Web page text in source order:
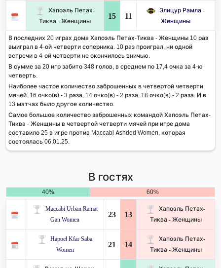
Хапоэль Петах-
Тиква - Женщины
15 11
Элицур Рамла -
Женщины
В последних 20 играх дома Хапоэль Петах-Тиква - Женщины 10 раз
выиграл в 4-ой четверти соперника. 10 раз проиграл, ни одной
встречи в 4-ой четверти не окончилось вничью.
В сумме за 20 игр забито 348 голов, в среднем по 17,4 очка за 4-ю
четверть.
Наиболее частое количество заброшенных в четвертой четверти
мячей: 16 очко(в) - 3 раза, 14 очко(в) - 2 раза, 18 очко(в) - 2 раза. И в
13 матчах было другое количество.
Самое большое количество заброшенных командой Хапоэль Петах-
Тиква - Женщины в четвертой четверти мячей при игре дома
составило 25 в игре против Maccabi Ashdod Women, которая
состоялась 06.01.25.
В гостях
40% 60%
Maccabi Urban Ramat
Gan Women
23 13
Хапоэль Петах-
Тиква - Женщины
Hapoel Kfar Saba
Women
21 14
Хапоэль Петах-
Тиква - Женщины